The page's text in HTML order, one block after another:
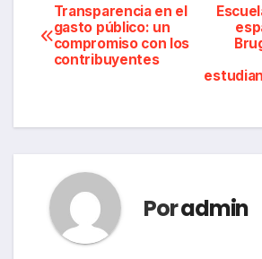
Navegación
de
Transparencia en el
gasto público: un
compromiso con los
contribuyentes
Poradmin